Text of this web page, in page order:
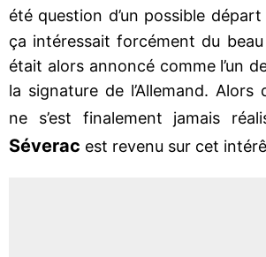
été question d’un possible départ
ça intéressait forcément du
était alors annoncé comme l’un
la signature de l’Allemand.
ne s’est finalement jamais
Séverac est revenu sur cet